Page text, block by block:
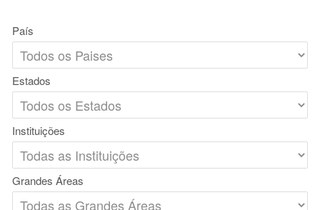
País
Estados
Instituições
Grandes Áreas